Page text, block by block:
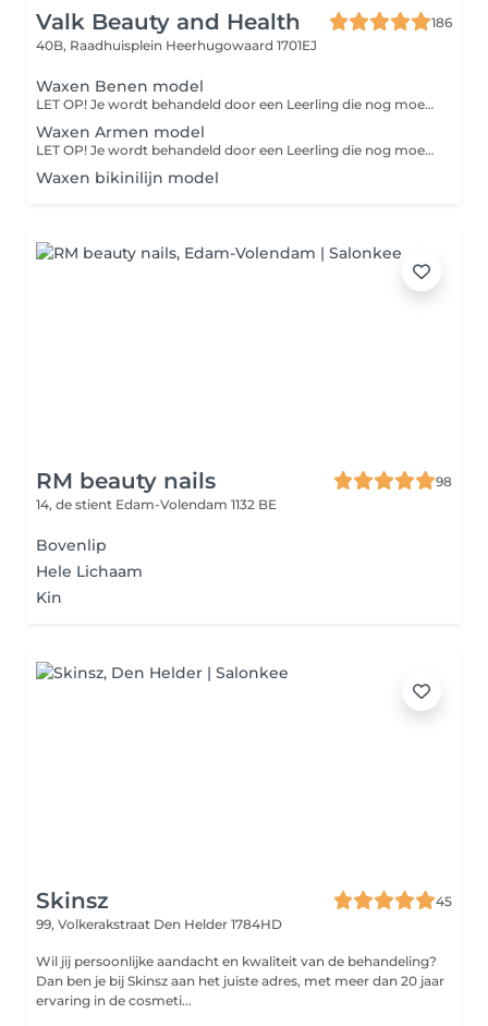
Valk Beauty and Health
186
40B, Raadhuisplein Heerhugowaard 1701EJ
Waxen Benen model
LET OP! Je wordt behandeld door een Leerling die nog moet leren dus verwacht geen perfectie en heb wat geduld!
Waxen Armen model
LET OP! Je wordt behandeld door een Leerling die nog moet leren dus verwacht geen perfectie en heb wat geduld!
Waxen bikinilijn model
RM beauty nails
98
14, de stient Edam-Volendam 1132 BE
Bovenlip
Hele Lichaam
Kin
Skinsz
45
99, Volkerakstraat Den Helder 1784HD
Wil jij persoonlijke aandacht en kwaliteit van de behandeling?
Dan ben je bij Skinsz aan het juiste adres, met meer dan 20 jaar
ervaring in de cosmeti...